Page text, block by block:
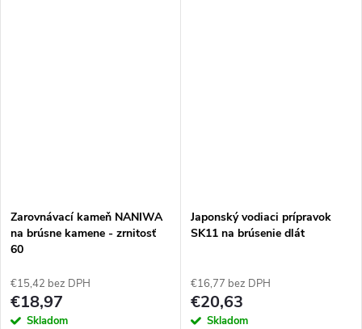
Zarovnávací kameň NANIWA
na brúsne kamene - zrnitosť
60
€15,42 bez DPH
€18,97
Skladom
Japonský vodiaci prípravok
SK11 na brúsenie dlát
€16,77 bez DPH
€20,63
Skladom